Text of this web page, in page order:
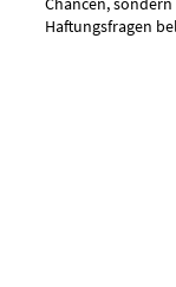
Haftungsfragen